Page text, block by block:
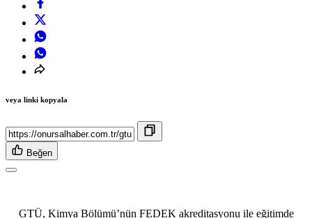
veya linki kopyala
Beğen
GTÜ, Kimya Bölümü’nün FEDEK akreditasyonu ile eğitimde